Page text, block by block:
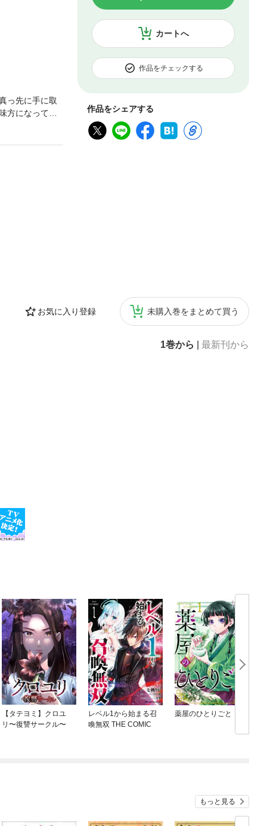
カートへ
作品をチェックする
作品をシェアする
お気に入り登録 未購入巻をまとめて買う
1巻から 最新刊から
っ先に手に取
方になってく
【タテヨミ】クロユ
リ〜復讐サークル〜
レベル1から始まる召
喚無双 THE COMIC
薬屋のひとりごと
もっと見る